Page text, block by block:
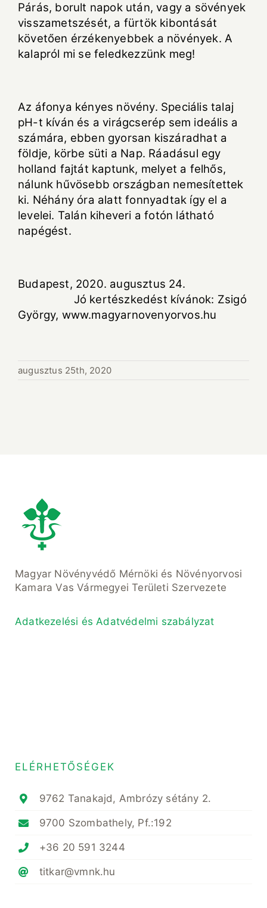
Párás, borult napok után, vagy a sövények
visszametszését, a fürtök kibontását
követően érzékenyebbek a növények. A
kalapról mi se feledkezzünk meg!
Az áfonya kényes növény. Speciális talaj
pH-t kíván és a virágcserép sem ideális a
számára, ebben gyorsan kiszáradhat a
földje, körbe süti a Nap. Ráadásul egy
holland fajtát kaptunk, melyet a felhős,
nálunk hűvösebb országban nemesítettek
ki. Néhány óra alatt fonnyadtak így el a
levelei. Talán kiheveri a fotón látható
napégést.
Budapest, 2020. augusztus 24.
Jó kertészkedést kívánok: Zsigó
György, www.magyarnovenyorvos.hu
augusztus 25th, 2020
Magyar Növényvédő Mérnöki és Növényorvosi
Kamara Vas Vármegyei Területi Szervezete
Adatkezelési és Adatvédelmi szabályzat
ELÉRHETŐSÉGEK
9762 Tanakajd, Ambrózy sétány 2.
9700 Szombathely, Pf.:192
+36 20 591 3244
titkar@vmnk.hu